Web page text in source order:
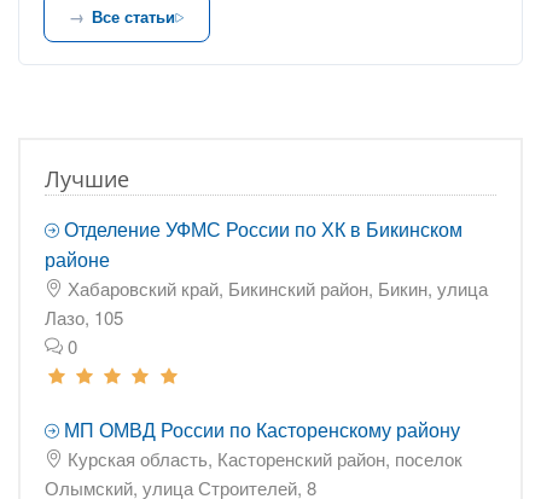
Все статьи
Лучшие
Отделение УФМС России по ХК в Бикинском
районе
Хабаровский край, Бикинский район, Бикин, улица
Лазо, 105
0
МП ОМВД России по Касторенскому району
Курская область, Касторенский район, поселок
Олымский, улица Строителей, 8